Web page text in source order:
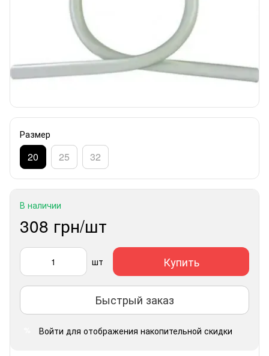
Размер
20 25 32
В наличии
308 грн/шт
шт Купить
Быстрый заказ
Войти для отображения накопительной скидки